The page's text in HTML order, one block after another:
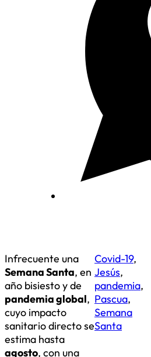
Infrecuente una
Semana Santa, en
año bisiesto y de
pandemia global,
cuyo impacto
sanitario directo se
estima hasta
agosto, con una
Covid-19,
Jesús,
pandemia,
Pascua,
Semana
Santa